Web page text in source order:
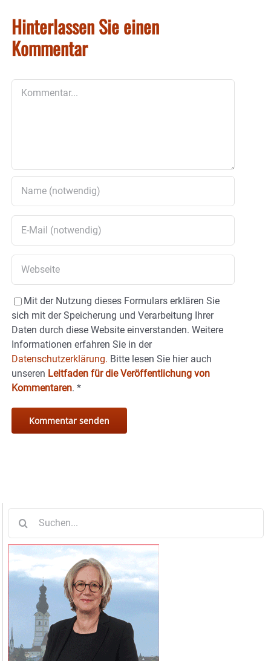
Hinterlassen Sie einen
Kommentar
Mit der Nutzung dieses Formulars erklären Sie
sich mit der Speicherung und Verarbeitung Ihrer
Daten durch diese Website einverstanden. Weitere
Informationen erfahren Sie in der
Datenschutzerklärung. Bitte lesen Sie hier auch
unseren Leitfaden für die Veröffentlichung von
Kommentaren. *
nach: